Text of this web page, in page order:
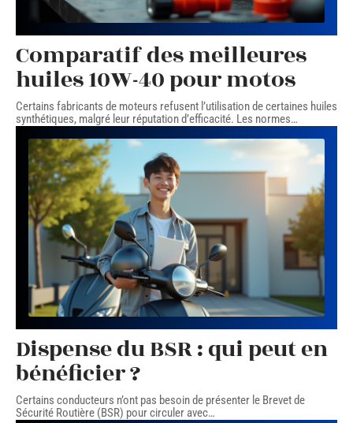
Comparatif des meilleures
huiles 10W-40 pour motos
Certains fabricants de moteurs refusent l’utilisation de certaines huiles
synthétiques, malgré leur réputation d’efficacité. Les normes…
Dispense du BSR : qui peut en
bénéficier ?
Certains conducteurs n’ont pas besoin de présenter le Brevet de
Sécurité Routière (BSR) pour circuler avec…